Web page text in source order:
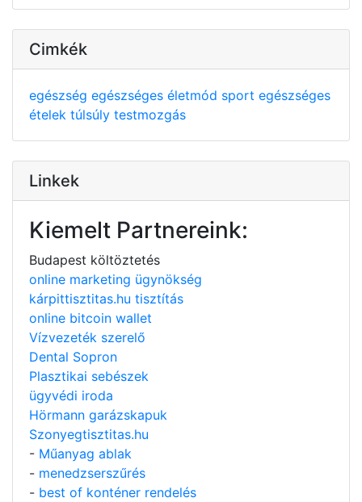
Cimkék
egészség egészséges életmód sport egészséges
ételek túlsúly testmozgás
Linkek
Kiemelt Partnereink:
Budapest költöztetés
online marketing ügynökség
kárpittisztitas.hu tisztítás
online bitcoin wallet
Vízvezeték szerelő
Dental Sopron
Plasztikai sebészek
ügyvédi iroda
Hörmann garázskapuk
Szonyegtisztitas.hu
- Műanyag ablak
- menedzserszűrés
- best of konténer rendelés